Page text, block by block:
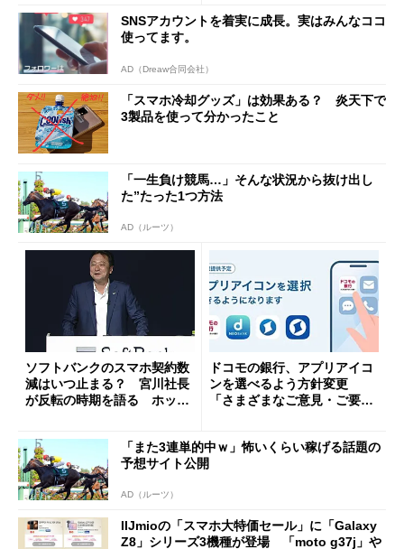
SNSアカウントを着実に成長。実はみんなココ
使ってます。
AD（Dreaw合同会社）
「スマホ冷却グッズ」は効果ある？ 炎天下で
3製品を使って分かったこと
「一生負け競馬…」そんな状況から抜け出し
た”たった1つ方法
AD（ルーツ）
ソフトバンクのスマホ契約数
減はいつ止まる？ 宮川社長
が反転の時期を語る ホッピ
ドコモの銀行、アプリアイコ
ンを選べるよう方針変更
「さまざまなご意見・ご要望
「また3連単的中ｗ」怖いくらい稼げる話題の
予想サイト公開
AD（ルーツ）
IIJmioの「スマホ大特価セール」に「Galaxy
Z8」シリーズ3機種が登場 「moto g37j」や